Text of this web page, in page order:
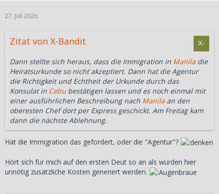
27. Juli 2026
Zitat von X-Bandit
Dann stellte sich heraus, dass die Immigration in Manila die
Heiratsurkunde so nicht akzeptiert. Dann hat die Agentur
die Richtigkeit und Echtheit der Urkunde durch das
Konsulat in Cebu bestätigen lassen und es noch einmal mit
einer ausführlichen Beschreibung nach Manila an den
oberesten Chef dort per Express geschickt. Am Freitag kam
dann die nächste Ablehnung.
Hat die Immigration das gefordert, oder die "Agentur"?
Hört sich für mich auf den ersten Deut so an als würden hier
unnötig zusätzliche Kosten generiert werden.